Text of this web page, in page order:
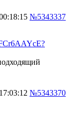
№5343337
№5343370